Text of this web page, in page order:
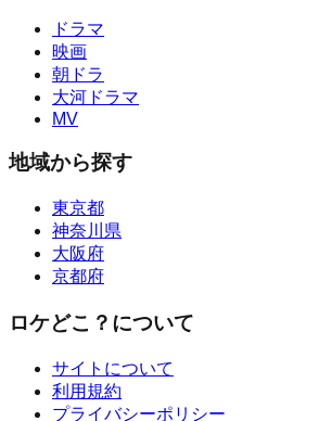
ドラマ
映画
朝ドラ
大河ドラマ
MV
地域から探す
東京都
神奈川県
大阪府
京都府
ロケどこ？について
サイトについて
利用規約
プライバシーポリシー